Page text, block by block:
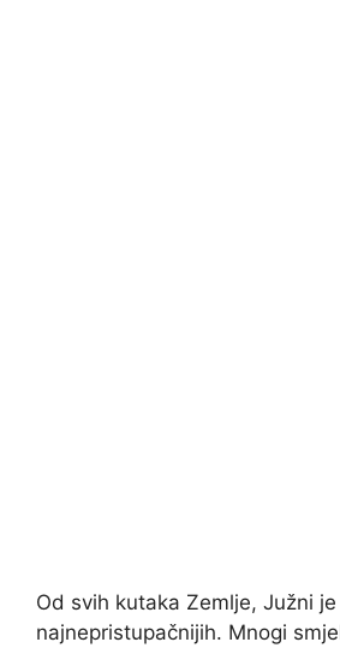
Od svih kutaka Zemlje, Južni
najnepristupačnijih. Mnogi